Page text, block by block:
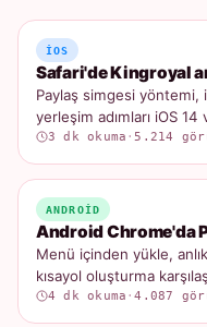
IOS
Safari'de Kingroyal
Paylaş simgesi yöntemi,
yerleşim adımları iOS
3 dk okuma ·5.214
ANDROID
Android Chrome'da
Menü içinden yükle,
kısayol oluşturma
4 dk okuma ·4.087